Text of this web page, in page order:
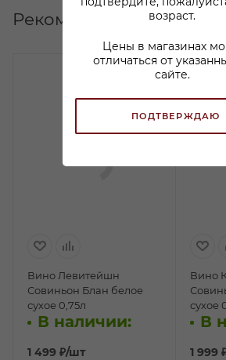
возраст.
Цены в магазинах
отличаться от
сайте.
ПОДТВЕРЖДАЮ
Рекомендуем
Вино Левитейшн
Совиньон Блан белое
сухое 0,75л
В наличии:
1 499 ₽/шт
Вино
сухое
В
1 999